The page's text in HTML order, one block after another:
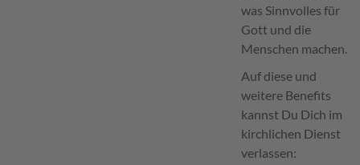
was Sinnvolles für
Gott und die
Menschen machen.
Auf diese und
weitere Benefits
kannst Du Dich im
kirchlichen Dienst
verlassen: